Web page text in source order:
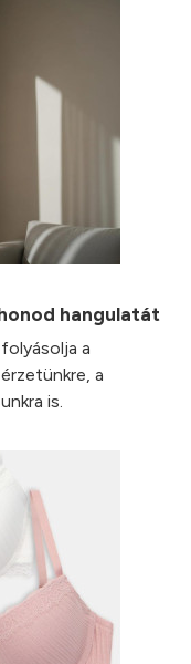
hangulatát
a
a
is.